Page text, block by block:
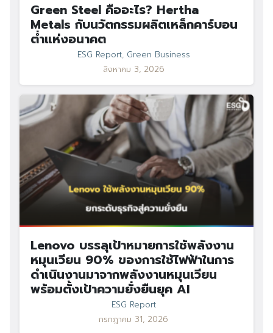
Green Steel คืออะไร? Hertha
Metals กับนวัตกรรมผลิตเหล็กคาร์บอน
ต่ำแห่งอนาคต
ESG Report, Green Business
สิงหาคม 3, 2026
Lenovo บรรลุเป้าหมายการใช้พลังงาน
หมุนเวียน 90% ของการใช้ไฟฟ้าในการ
ดำเนินงานมาจากพลังงานหมุนเวียน
พร้อมตั้งเป้าความยั่งยืนยุค AI
ESG Report
กรกฎาคม 31, 2026